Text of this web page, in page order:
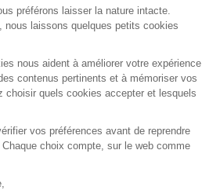
des données
de confidentialité
préférons laisser la nature intacte.
nous laissons quelques petits cookies
nous aident à améliorer votre expérience
contenus pertinents et à mémoriser vos
choisir quels cookies accepter et lesquels
vos préférences avant de reprendre
choix compte, sur le web comme